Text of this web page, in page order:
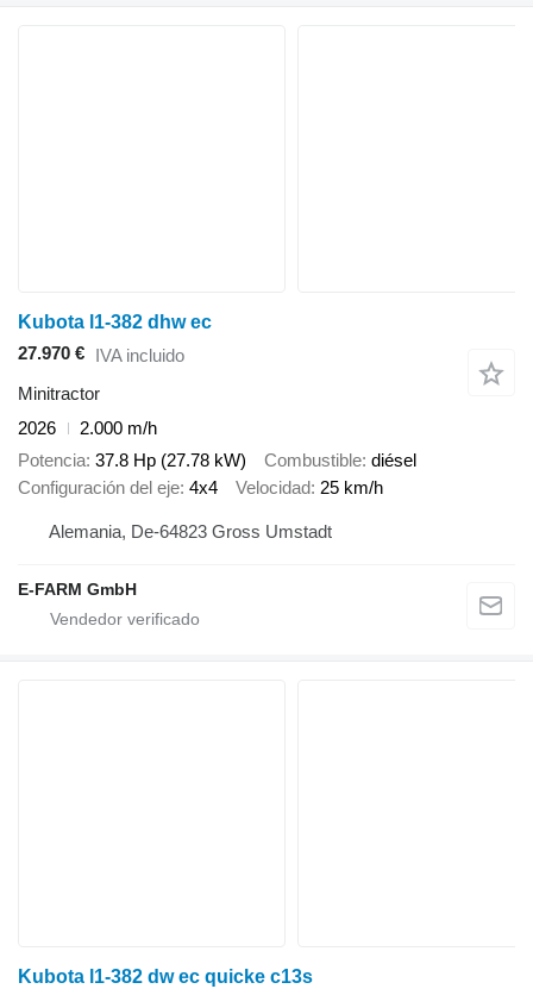
Kubota l1-382 dhw ec
27.970 € IVA incluido
Minitractor
2026
2.000 m/h
Potencia 37.8 Hp (27.78 kW) Combustible diésel
Configuración del eje 4x4 Velocidad 25 km/h
Alemania, De-64823 Gross Umstadt
E-FARM GmbH
Kubota l1-382 dw ec quicke c13s